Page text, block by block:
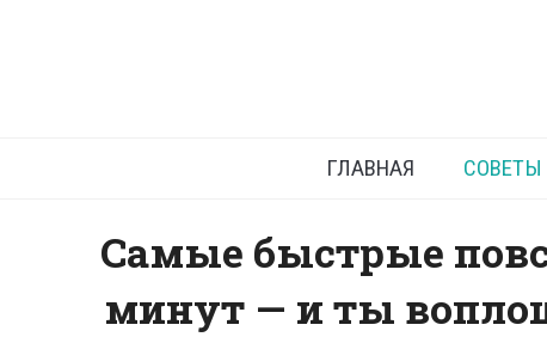
Простые
ГЛАВНАЯ СОВЕТЫ
Самые быстрые
минут — и ты